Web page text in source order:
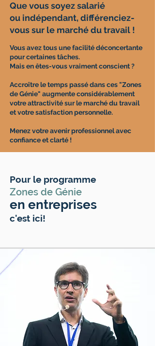
Que vous soyez salarié
ou indépendant, différenciez-
vous sur le marché du travail !
Vous avez tous une facilité déconcertante
pour certaines tâches.
Mais en êtes-vous vraiment conscient ?
Accroître le temps passé dans ces "Zones
de Génie" augmente considérablement
votre attractivité sur le marché du travail
et votre satisfaction personnelle.
Menez votre avenir professionnel avec
confiance et clarté !
Pour le programme
Zones de Génie
en entreprises
c'est ici!